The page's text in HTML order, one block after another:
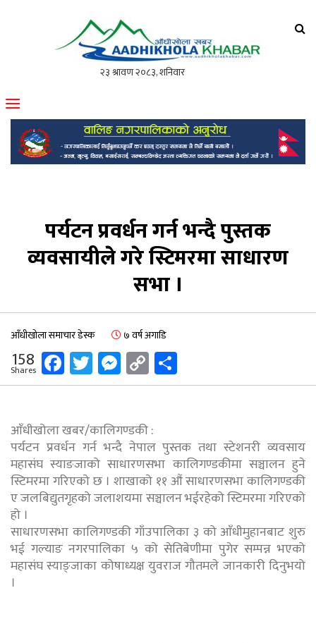
मोफसलकै लोकप्रिय अनलाइन पत्रिका
पर्यटन प्रवर्धन गर्न भन्दै पुस्तक
व्यवसायीले गरे स्टिमरमा साधारण
सभा ।
आँधीखोला समाचार डेस्क ७ वर्ष अगाडि
158
Shares Facebook
Twitter
Messenger
Copy
Link
आँधीखोला खबर/कालिगण्डकी :
पर्यटन प्रवर्धन गर्न भन्दै नेपाल पुस्तक तथा स्टेशनरी व्यवसाय
महासंघ स्याङजाको साधारणसभा कालिगण्डकीमा सञ्चालन हुने
स्टिमरमा गरिएको छ । शाखाको ११ औं साधारणसभा कालिगण्डकी
ए जलबिद्युतगृहको जलाशयमा सञ्चालन भईरहेको स्टिमरमा गरिएको
हो ।
साधारणसभा कालिगण्डकी गाँउपालिका ३ को आँधीमुहानबाट शुरु
भई गल्याङ नगरपालिका ५ को सेतिबेणीमा पुगेर सम्पन्न भएको
महासंघ स्याङ्जाका कोषाध्यक्ष युवराज गौतमले जानकारी दिनुभयो
।